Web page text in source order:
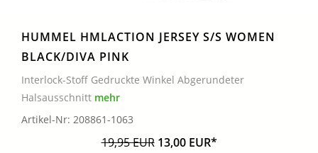
HUMMEL HMLACTION JERSEY S/S WOMEN
BLACK/DIVA PINK
Interlock-Stoff Gedruckte Winkel Abgerundeter
Halsausschnitt mehr
Artikel-Nr: 208861-1063
19,95 EUR13,00 EUR*